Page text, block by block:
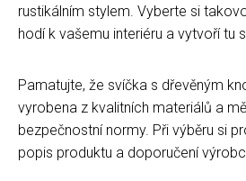
rustikálním stylem. Vyberte si
hodí k vašemu interiéru a vytvoří tu
Pamatujte, že svíčka s dřevěným
vyrobena z kvalitních materiálů a
bezpečnostní normy. Při výběru si
popis produktu a doporučení